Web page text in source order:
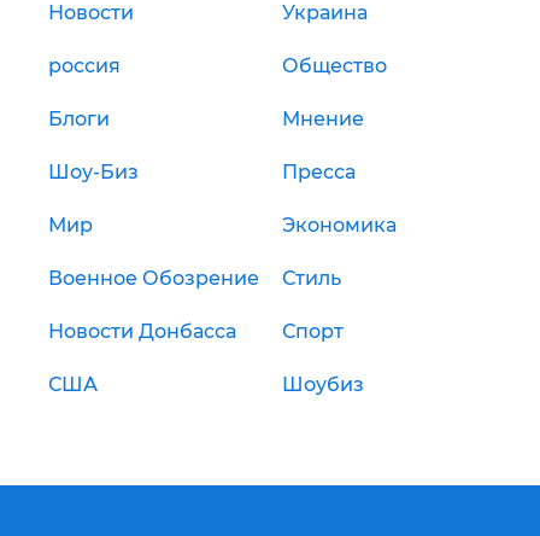
Новости Украина
россия Общество
Блоги Мнение
Шоу-Биз Пресса
Мир Экономика
Военное Обозрение Стиль
Новости Донбасса Спорт
США Шоубиз